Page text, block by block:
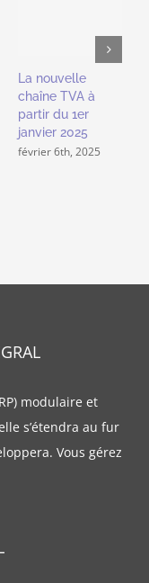
La nouvelle
chaîne TVA à
partir du 1er
janvier 2025
février 6th, 2025
modulaire et
s’étendra au fur
Vous gérez